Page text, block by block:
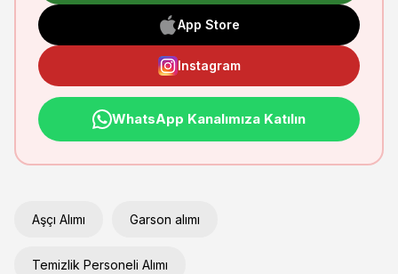
App Store
Instagram
WhatsApp Kanalımıza Katılın
Aşçı Alımı Garson alımı
Temizlik Personeli Alımı